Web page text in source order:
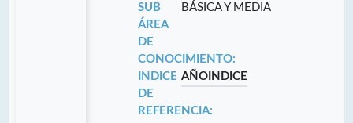
SUB
ÁREA
DE
CONOCIMIENTO:
BÁSICA Y MEDIA
INDICE
DE
REFERENCIA:
AÑO INDICE